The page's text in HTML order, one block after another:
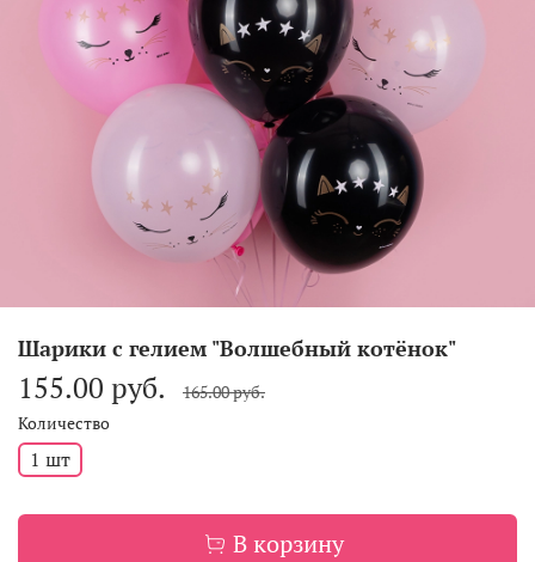
Шарики с гелием "Волшебный котёнок"
155.00 руб.
165.00 руб.
Количество
1 шт
В корзину